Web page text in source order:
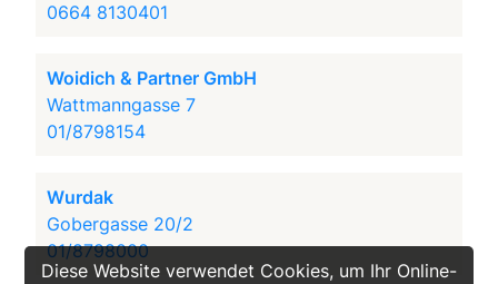
Diese Website verwendet Cookies, um Ihr Online-
0664 8130401
Woidich & Partner GmbH
Wattmanngasse 7
01/8798154
Wurdak
Gobergasse 20/2
01/8798000